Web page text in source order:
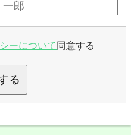
ーについて 同意する
る